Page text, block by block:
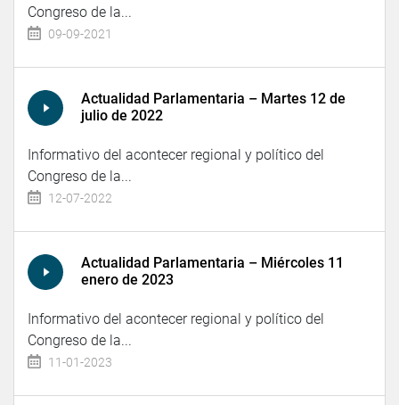
Congreso de la...
09-09-2021
Actualidad Parlamentaria – Martes 12 de
julio de 2022
Informativo del acontecer regional y político del
Congreso de la...
12-07-2022
Actualidad Parlamentaria – Miércoles 11
enero de 2023
Informativo del acontecer regional y político del
Congreso de la...
11-01-2023